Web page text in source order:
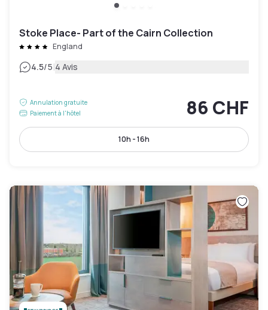
Stoke Place- Part of the Cairn Collection
England
4.5/5|4 Avis
Annulation gratuite
Paiement à l'hôtel
86 CHF
10h - 16h